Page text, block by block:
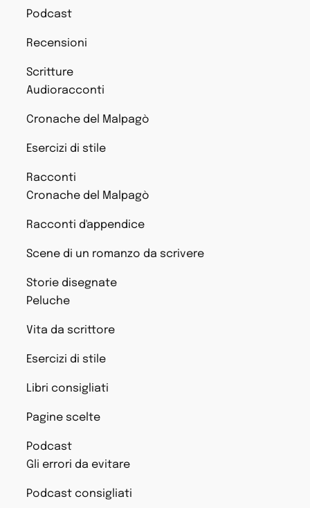
Podcast
Recensioni
Scritture
Audioracconti
Cronache del Malpagò
Esercizi di stile
Racconti
Cronache del Malpagò
Racconti d'appendice
Scene di un romanzo da scrivere
Storie disegnate
Peluche
Vita da scrittore
Esercizi di stile
Libri consigliati
Pagine scelte
Podcast
Gli errori da evitare
Podcast consigliati